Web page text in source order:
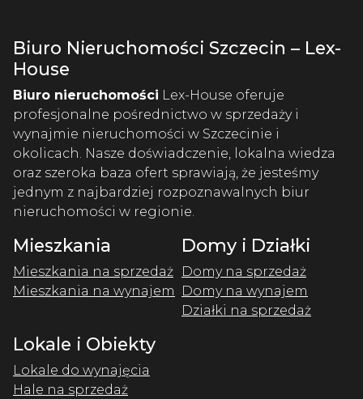
Biuro Nieruchomości Szczecin – Lex-
House
Biuro nieruchomości Lex-House oferuje
profesjonalne pośrednictwo w sprzedaży i
wynajmie nieruchomości w Szczecinie i
okolicach. Nasze doświadczenie, lokalna wiedza
oraz szeroka baza ofert sprawiają, że jesteśmy
jednym z najbardziej rozpoznawalnych biur
nieruchomości w regionie.
Mieszkania
Mieszkania na sprzedaż
Mieszkania na wynajem
Domy i Działki
Domy na sprzedaż
Domy na wynajem
Działki na sprzedaż
Lokale i Obiekty
Lokale do wynajęcia
Hale na sprzedaż